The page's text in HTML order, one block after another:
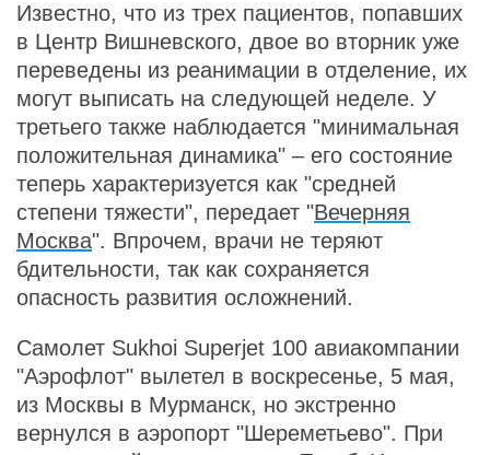
Известно, что из трех пациентов, попавших
в Центр Вишневского, двое во вторник уже
переведены из реанимации в отделение, их
могут выписать на следующей неделе. У
третьего также наблюдается "минимальная
положительная динамика" – его состояние
теперь характеризуется как "средней
степени тяжести", передает "Вечерняя
Москва". Впрочем, врачи не теряют
бдительности, так как сохраняется
опасность развития осложнений.
Самолет Sukhoi Superjet 100 авиакомпании
"Аэрофлот" вылетел в воскресенье, 5 мая,
из Москвы в Мурманск, но экстренно
вернулся в аэропорт "Шереметьево". При